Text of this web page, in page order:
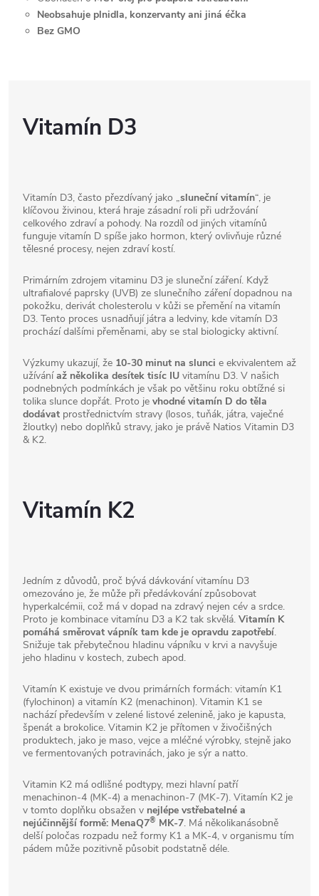
Neobsahuje plnidla, konzervanty ani jiná éčka
Bez GMO
Vitamín D3
Vitamín D3, často přezdívaný jako „sluneční vitamín“, je
klíčovou živinou, která hraje zásadní roli při udržování
celkového zdraví a pohody. Na rozdíl od jiných vitamínů
funguje vitamín D spíše jako hormon, který ovlivňuje různé
tělesné procesy, nejen zdraví kostí.
Primárním zdrojem vitaminu D3 je sluneční záření. Když
ultrafialové paprsky (UVB) ze slunečního záření dopadnou na
pokožku, derivát cholesterolu v kůži se přemění na vitamín
D3. Tento proces usnadňují játra a ledviny, kde vitamín D3
prochází dalšími přeměnami, aby se stal biologicky aktivní.
Výzkumy ukazují, že 10-30 minut na slunci e ekvivalentem až
užíváníaž několika desítek tisíc IU vitamínu D3. V našich
podnebných podmínkách je však po většinu roku obtížné si
tolika slunce dopřát. Proto je vhodné vitamín D do těla
dodávat prostřednictvím stravy (losos, tuňák, játra, vaječné
žloutky) nebo doplňků stravy, jako je právě Natios Vitamin D3
& K2.
Vitamín K2
Jedním z důvodů, proč bývá dávkování vitamínu D3
omezováno je, že může při předávkování způsobovat
hyperkalcémii, což má v dopad na zdravý nejen cév a srdce.
Proto je kombinace vitamínu D3 a K2 tak skvělá. Vitamín K
pomáhá směrovat vápník tam kde je opravdu zapotřebí.
Snižuje tak přebytečnou hladinu vápníku v krvi a navyšuje
jeho hladinu v kostech, zubech apod.
Vitamín K existuje ve dvou primárních formách: vitamín K1
(fylochinon) a vitamín K2 (menachinon). Vitamin K1 se
nachází především v zelené listové zelenině, jako je kapusta,
špenát a brokolice. Vitamin K2 je přítomen v živočišných
produktech, jako je maso, vejce a mléčné výrobky, stejně jako
ve fermentovaných potravinách, jako je sýr a natto.
Vitamin K2 má odlišné podtypy, mezi hlavní patří
menachinon-4 (MK-4) a menachinon-7 (MK-7). Vitamín K2 je
v tomto doplňku obsažen v nejlépe vstřebatelné a
nejúčinnější formě: MenaQ7® MK-7. Má několikanásobně
delší poločas rozpadu než formy K1 a MK-4, v organismu tím
pádem může pozitivně působit podstatně déle.